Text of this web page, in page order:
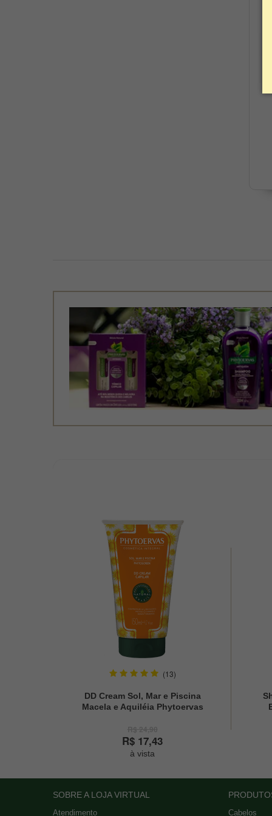
(13)
DD Cream Sol, Mar e Piscina
Macela e Aquiléia Phytoervas
R$ 17,43
à vista
SOBRE A LOJA VIRTUAL
Atendimento Cabelos